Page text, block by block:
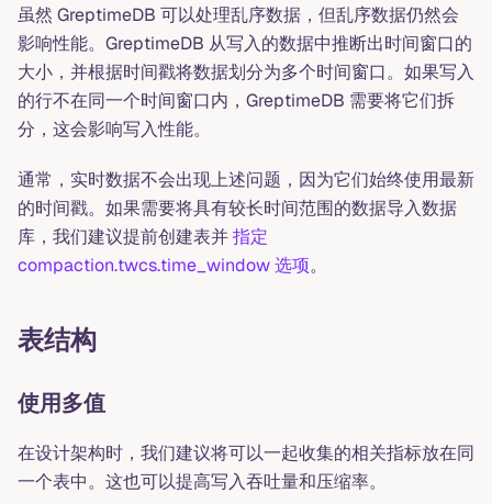
虽然 GreptimeDB 可以处理乱序数据，但乱序数据仍然会
影响性能。GreptimeDB 从写入的数据中推断出时间窗口的
大小，并根据时间戳将数据划分为多个时间窗口。如果写入
的行不在同一个时间窗口内，GreptimeDB 需要将它们拆
分，这会影响写入性能。
通常，实时数据不会出现上述问题，因为它们始终使用最新
的时间戳。如果需要将具有较长时间范围的数据导入数据
库，我们建议提前创建表并指定
compaction.twcs.time_window 选项。
表结构
使用多值
在设计架构时，我们建议将可以一起收集的相关指标放在同
一个表中。这也可以提高写入吞吐量和压缩率。